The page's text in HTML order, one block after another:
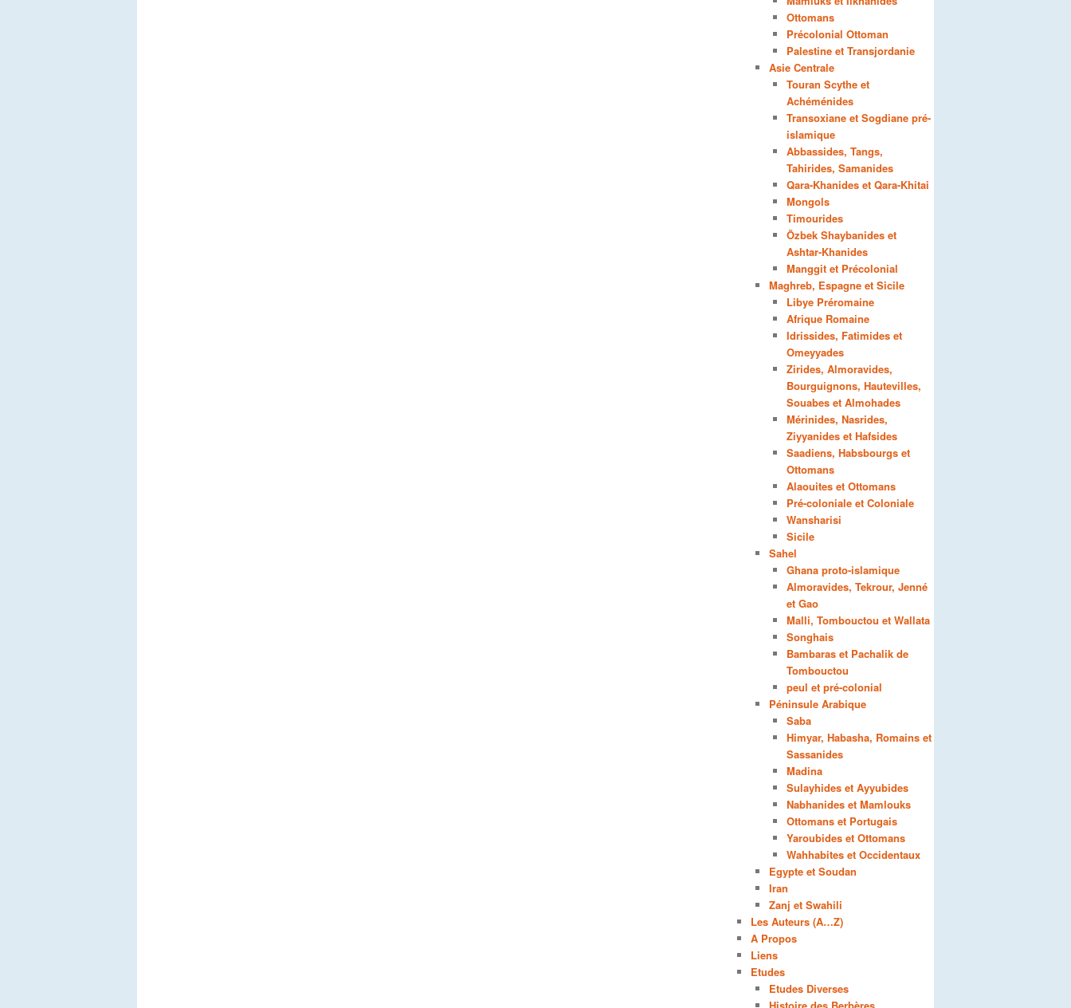
Ottomans
Précolonial Ottoman
Palestine et Transjordanie
Asie Centrale
Touran Scythe et
Achéménides
Transoxiane et Sogdiane pré-
islamique
Abbassides, Tangs,
Tahirides, Samanides
Qara-Khanides et Qara-Khitai
Mongols
Timourides
Özbek Shaybanides et
Ashtar-Khanides
Manggit et Précolonial
Maghreb, Espagne et Sicile
Libye Préromaine
Afrique Romaine
Idrissides, Fatimides et
Omeyyades
Zirides, Almoravides,
Bourguignons, Hautevilles,
Souabes et Almohades
Mérinides, Nasrides,
Ziyyanides et Hafsides
Saadiens, Habsbourgs et
Ottomans
Alaouites et Ottomans
Pré-coloniale et Coloniale
Wansharisi
Sicile
Sahel
Ghana proto-islamique
Almoravides, Tekrour, Jenné
et Gao
Malli, Tombouctou et Wallata
Songhais
Bambaras et Pachalik de
Tombouctou
peul et pré-colonial
Péninsule Arabique
Saba
Himyar, Habasha, Romains et
Sassanides
Madina
Sulayhides et Ayyubides
Nabhanides et Mamlouks
Ottomans et Portugais
Yaroubides et Ottomans
Wahhabites et Occidentaux
Egypte et Soudan
Iran
Zanj et Swahili
Les Auteurs (A…Z)
A Propos
Liens
Etudes
Etudes Diverses
Histoire des Berbères